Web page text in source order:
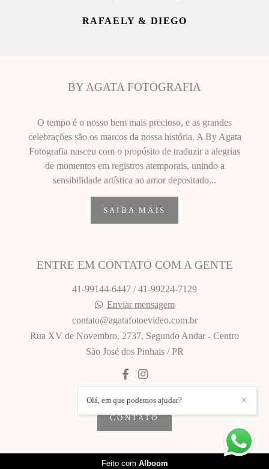
RAFAELY & DIEGO
BY AGATA FOTOGRAFIA
O tempo é o nosso bem mais precioso, e as grandes
celebrações são os marcos da nossa história. A By Agata
Fotografia nasceu com o propósito de traduzir a alegrias
de momentos em registros atemporais, unindo a
sensibilidade artística ao amor depositado...
SAIBA MAIS
ENTRE EM CONTATO COM A GENTE
41-99144-6447 / 41-99224-7129
Enviar mensagem
contato@agatafotoevideo.com.br
Rua XV de Novembro, 2737, Segundo Andar - Centro
São José dos Pinhais / PR
CONTATO
✕
Olá, em que podemos ajudar?
Feito com Alboom